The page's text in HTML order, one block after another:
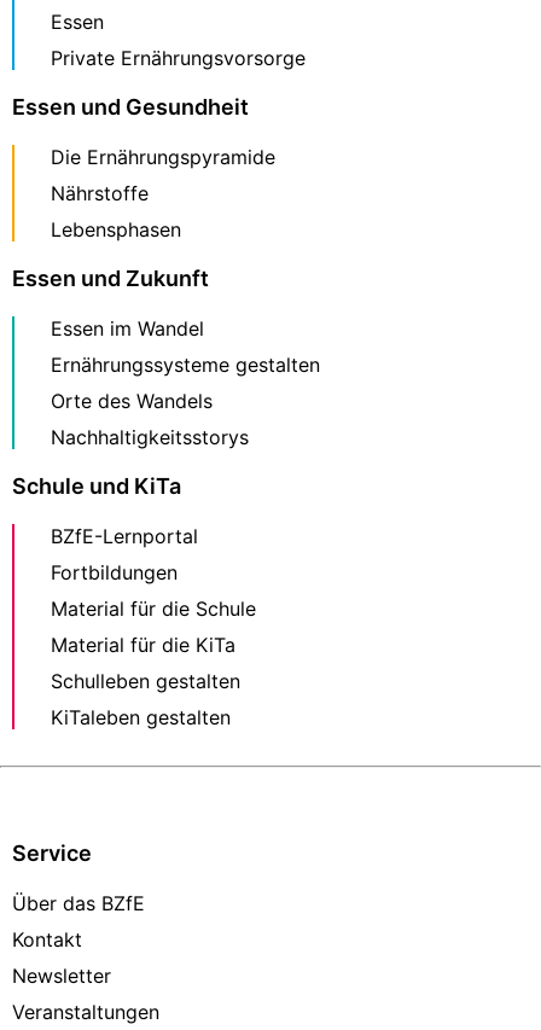
Essen
Private Ernährungsvorsorge
Essen und Gesundheit
Die Ernährungspyramide
Nährstoffe
Lebensphasen
Essen und Zukunft
Essen im Wandel
Ernährungssysteme gestalten
Orte des Wandels
Nachhaltigkeitsstorys
Schule und KiTa
BZfE-Lernportal
Fortbildungen
Material für die Schule
Material für die KiTa
Schulleben gestalten
KiTaleben gestalten
Service
Über das BZfE
Kontakt
Newsletter
Veranstaltungen